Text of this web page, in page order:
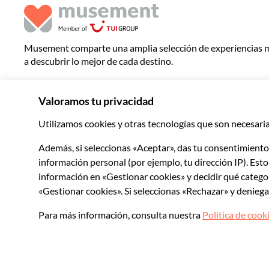
Musement comparte una amplia selección de
a descubrir lo mejor de cada destino.